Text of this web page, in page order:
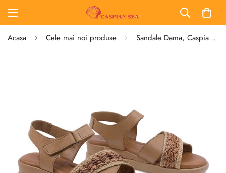
Acasa Cele mai noi produse Sandale Dama, Caspian, CAS, 25128-25211, Casual, Piele Naturala, Coniac